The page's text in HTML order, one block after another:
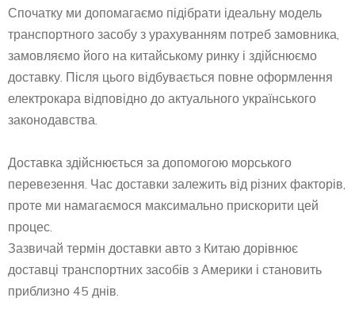
Спочатку ми допомагаємо підібрати ідеальну модель
транспортного засобу з урахуванням потреб замовника,
замовляємо його на китайському ринку і здійснюємо
доставку. Після цього відбувається повне оформлення
електрокара відповідно до актуального українського
законодавства.
Доставка здійснюється за допомогою морського
перевезення. Час доставки залежить від різних факторів,
проте ми намагаємося максимально прискорити цей
процес.
Зазвичай термін доставки авто з Китаю дорівнює
доставці транспортних засобів з Америки і становить
приблизно 45 днів.